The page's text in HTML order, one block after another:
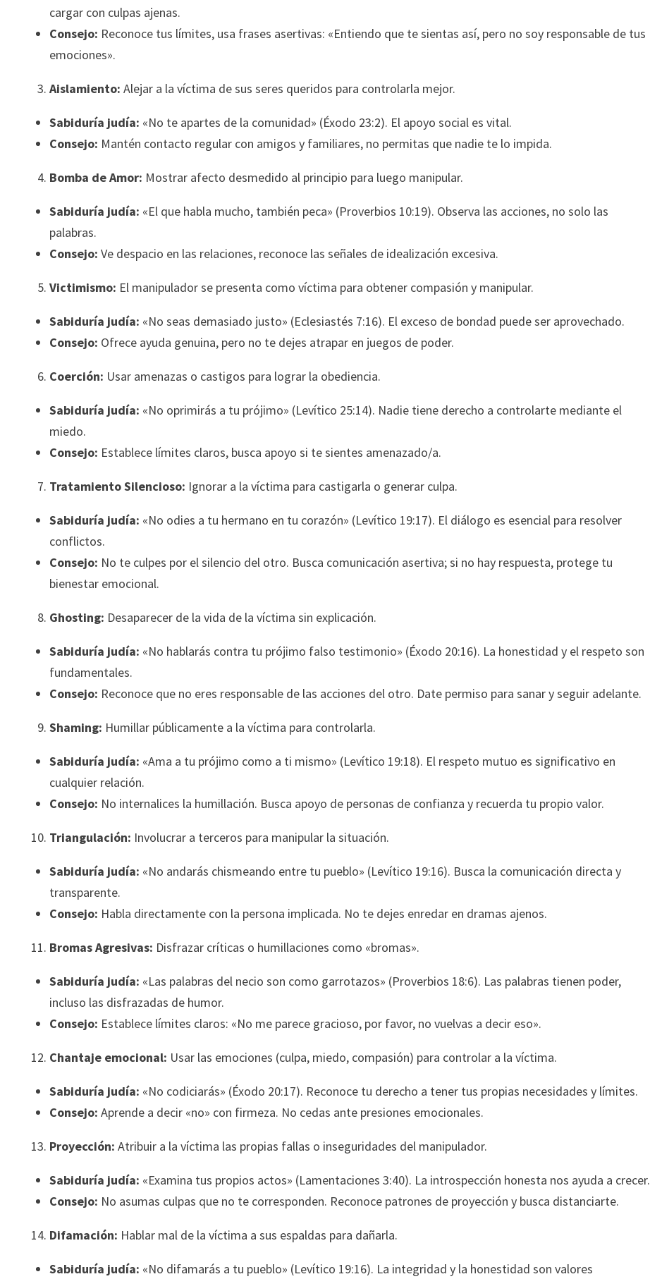
cargar con culpas ajenas.
Consejo: Reconoce tus límites, usa frases asertivas: «Entiendo que te sientas así, pero no soy responsable de tus
emociones».
Aislamiento: Alejar a la víctima de sus seres queridos para controlarla mejor.
Sabiduría judía: «No te apartes de la comunidad» (Éxodo 23:2). El apoyo social es vital.
Consejo: Mantén contacto regular con amigos y familiares, no permitas que nadie te lo impida.
Bomba de Amor: Mostrar afecto desmedido al principio para luego manipular.
Sabiduría judía: «El que habla mucho, también peca» (Proverbios 10:19). Observa las acciones, no solo las
palabras.
Consejo: Ve despacio en las relaciones, reconoce las señales de idealización excesiva.
Victimismo: El manipulador se presenta como víctima para obtener compasión y manipular.
Sabiduría judía: «No seas demasiado justo» (Eclesiastés 7:16). El exceso de bondad puede ser aprovechado.
Consejo: Ofrece ayuda genuina, pero no te dejes atrapar en juegos de poder.
Coerción: Usar amenazas o castigos para lograr la obediencia.
Sabiduría judía: «No oprimirás a tu prójimo» (Levítico 25:14). Nadie tiene derecho a controlarte mediante el
miedo.
Consejo: Establece límites claros, busca apoyo si te sientes amenazado/a.
Tratamiento Silencioso: Ignorar a la víctima para castigarla o generar culpa.
Sabiduría judía: «No odies a tu hermano en tu corazón» (Levítico 19:17). El diálogo es esencial para resolver
conflictos.
Consejo: No te culpes por el silencio del otro. Busca comunicación asertiva; si no hay respuesta, protege tu
bienestar emocional.
Ghosting: Desaparecer de la vida de la víctima sin explicación.
Sabiduría judía: «No hablarás contra tu prójimo falso testimonio» (Éxodo 20:16). La honestidad y el respeto son
fundamentales.
Consejo: Reconoce que no eres responsable de las acciones del otro. Date permiso para sanar y seguir adelante.
Shaming: Humillar públicamente a la víctima para controlarla.
Sabiduría judía: «Ama a tu prójimo como a ti mismo» (Levítico 19:18). El respeto mutuo es significativo en
cualquier relación.
Consejo: No internalices la humillación. Busca apoyo de personas de confianza y recuerda tu propio valor.
Triangulación: Involucrar a terceros para manipular la situación.
Sabiduría judía: «No andarás chismeando entre tu pueblo» (Levítico 19:16). Busca la comunicación directa y
transparente.
Consejo: Habla directamente con la persona implicada. No te dejes enredar en dramas ajenos.
Bromas Agresivas: Disfrazar críticas o humillaciones como «bromas».
Sabiduría judía: «Las palabras del necio son como garrotazos» (Proverbios 18:6). Las palabras tienen poder,
incluso las disfrazadas de humor.
Consejo: Establece límites claros: «No me parece gracioso, por favor, no vuelvas a decir eso».
Chantaje emocional: Usar las emociones (culpa, miedo, compasión) para controlar a la víctima.
Sabiduría judía: «No codiciarás» (Éxodo 20:17). Reconoce tu derecho a tener tus propias necesidades y límites.
Consejo: Aprende a decir «no» con firmeza. No cedas ante presiones emocionales.
Proyección: Atribuir a la víctima las propias fallas o inseguridades del manipulador.
Sabiduría judía: «Examina tus propios actos» (Lamentaciones 3:40). La introspección honesta nos ayuda a crecer.
Consejo: No asumas culpas que no te corresponden. Reconoce patrones de proyección y busca distanciarte.
Difamación: Hablar mal de la víctima a sus espaldas para dañarla.
Sabiduría judía: «No difamarás a tu pueblo» (Levítico 19:16). La integridad y la honestidad son valores